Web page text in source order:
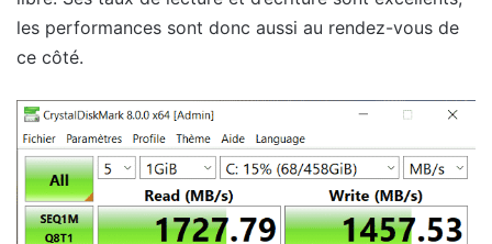
les performances sont donc aussi au rendez-vous de
ce côté.